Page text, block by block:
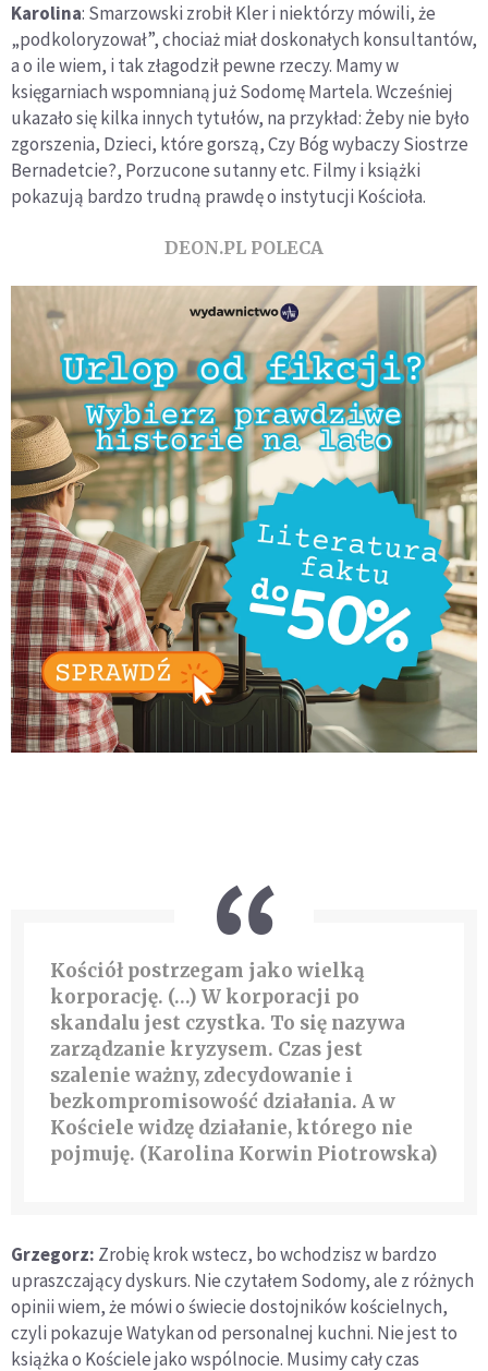
Karolina: Smarzowski zrobił Kler i niektórzy mówili, że
„podkoloryzował”, chociaż miał doskonałych konsultantów,
a o ile wiem, i tak złagodził pewne rzeczy. Mamy w
księgarniach wspomnianą już Sodomę Martela. Wcześniej
ukazało się kilka innych tytułów, na przykład: Żeby nie było
zgorszenia, Dzieci, które gorszą, Czy Bóg wybaczy Siostrze
Bernadetcie?, Porzucone sutanny etc. Filmy i książki
pokazują bardzo trudną prawdę o instytucji Kościoła.
DEON.PL POLECA
Kościół postrzegam jako wielką
korporację. (…) W korporacji po
skandalu jest czystka. To się nazywa
zarządzanie kryzysem. Czas jest
szalenie ważny, zdecydowanie i
bezkompromisowość działania. A w
Kościele widzę działanie, którego nie
pojmuję. (Karolina Korwin Piotrowska)
Grzegorz: Zrobię krok wstecz, bo wchodzisz w bardzo
upraszczający dyskurs. Nie czytałem Sodomy, ale z różnych
opinii wiem, że mówi o świecie dostojników kościelnych,
czyli pokazuje Watykan od personalnej kuchni. Nie jest to
książka o Kościele jako wspólnocie. Musimy cały czas